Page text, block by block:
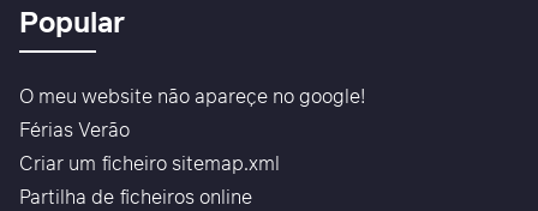
Popular
O meu website não apareçe no google!
Férias Verão
Criar um ficheiro sitemap.xml
Partilha de ficheiros online